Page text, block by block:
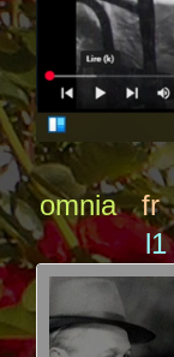
omnia fr
l1